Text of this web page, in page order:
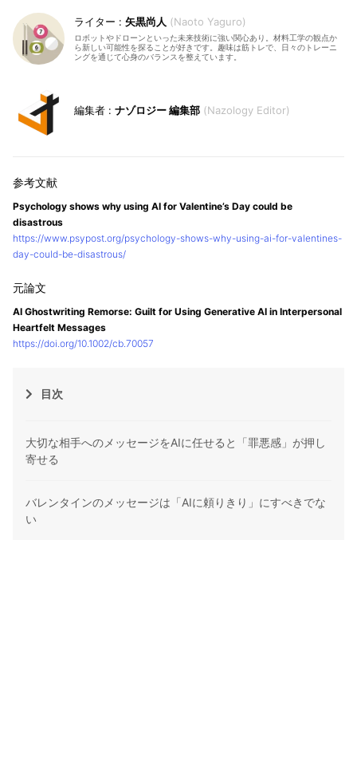
矢黒尚人 Naoto Yaguro
ロボットやドローンといった未来技術に強い関心あり。材料工学の観点か
ら新しい可能性を探ることが好きです。趣味は筋トレで、日々のトレーニ
ングを通じて心身のバランスを整えています。
ナゾロジー 編集部 Nazology Editor
Psychology shows why using AI for Valentine’s Day could be
disastrous
https://www.psypost.org/psychology-shows-why-using-ai-for-valentines-
day-could-be-disastrous/
AI Ghostwriting Remorse: Guilt for Using Generative AI in Interpersonal
Heartfelt Messages
https://doi.org/10.1002/cb.70057
目次
大切な相手へのメッセージをAIに任せると「罪悪感」が押し
寄せる
バレンタインのメッセージは「AIに頼りきり」にすべきでな
い